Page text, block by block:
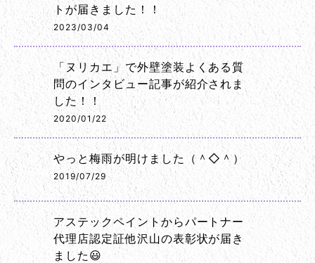
トが届きました！！
2023/03/04
「ヌリカエ」で外壁塗装よくある質
問のインタビュー記事が紹介されま
した！！
2020/01/22
やっと梅雨が明けました（＾◇＾）
2019/07/29
アステックペイントからパートナー
代理店認定証他沢山の表彰状が届き
ました😃